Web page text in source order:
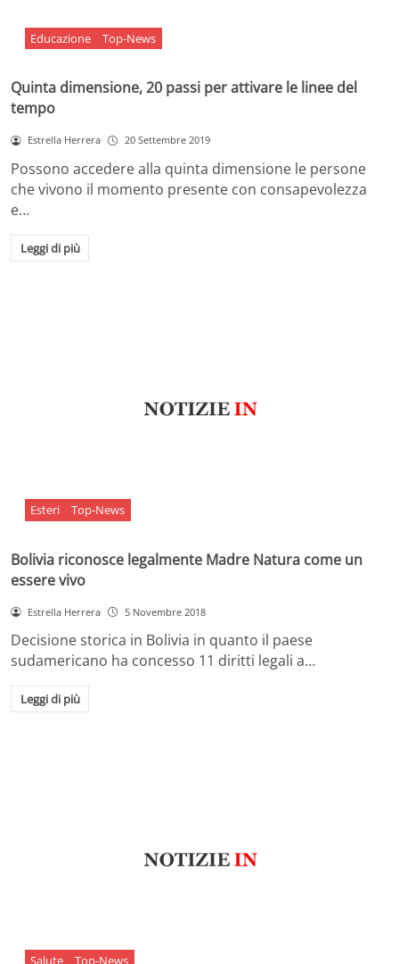
Educazione Top-News
Quinta dimensione, 20 passi per attivare le linee del
tempo
Estrella Herrera 20 Settembre 2019
Possono accedere alla quinta dimensione le persone
che vivono il momento presente con consapevolezza
e…
Leggi di più
Esteri Top-News
Bolivia riconosce legalmente Madre Natura come un
essere vivo
Estrella Herrera 5 Novembre 2018
Decisione storica in Bolivia in quanto il paese
sudamericano ha concesso 11 diritti legali a…
Leggi di più
Salute Top-News